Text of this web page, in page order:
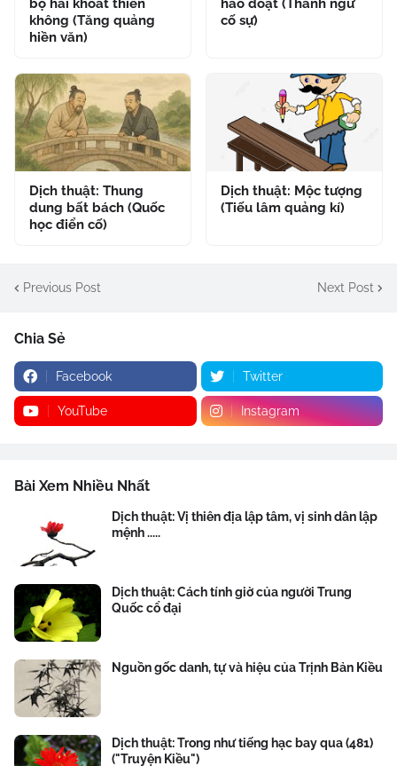
bộ hải khoát thiên
không (Tăng quảng
hiền văn)
hào đoạt (Thành ngữ
cố sự)
Dịch thuật: Thung
dung bất bách (Quốc
học điển cố)
Dịch thuật: Mộc tượng
(Tiếu lâm quảng kí)
Previous Post Next Post
Chia Sẻ
Facebook Twitter
YouTube Instagram
Bài Xem Nhiều Nhất
Dịch thuật: Vị thiên địa lập tâm, vị sinh dân lập
mệnh .....
Dịch thuật: Cách tính giờ của người Trung
Quốc cổ đại
Nguồn gốc danh, tự và hiệu của Trịnh Bản Kiều
Dịch thuật: Trong như tiếng hạc bay qua (481)
("Truyện Kiều")